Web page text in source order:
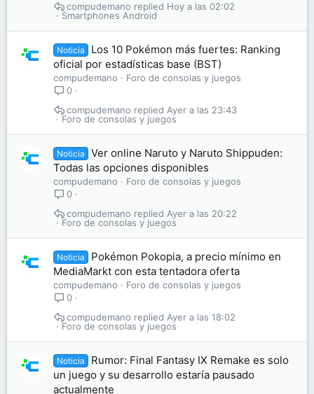
Smartphones Android
Hoy a las 02:02
compudemano
Noticia
Los 10 Pokémon más fuertes: Ranking
oficial por estadísticas base (BST)
compudemano
Foro de consolas y juegos
0
Foro de consolas y juegos
Ayer a las 23:43
compudemano
Noticia
Ver online Naruto y Naruto Shippuden:
Todas las opciones disponibles
compudemano
Foro de consolas y juegos
0
Foro de consolas y juegos
Ayer a las 20:22
compudemano
Noticia
Pokémon Pokopia, a precio mínimo en
MediaMarkt con esta tentadora oferta
compudemano
Foro de consolas y juegos
0
Foro de consolas y juegos
Ayer a las 18:02
compudemano
Noticia
Rumor: Final Fantasy IX Remake es solo
un juego y su desarrollo estaría pausado
actualmente